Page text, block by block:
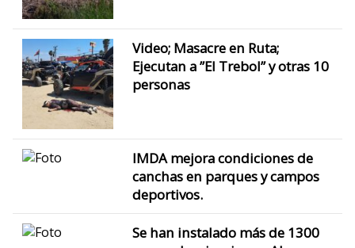
Video; Masacre en Ruta;
Ejecutan a ”El Trebol” y otras 10
personas
IMDA mejora condiciones de
canchas en parques y campos
deportivos.
Se han instalado más de 1300